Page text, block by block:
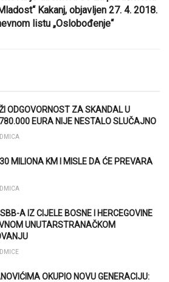
Kakanj, objavljen 27. 4. 2018.
listu „Oslobođenje“
ODGOVORNOST ZA SKANDAL U
EURA NIJE NESTALO SLUČAJNO
MILIONA KM I MISLE DA ĆE PREVARA
A IZ CIJELE BOSNE I HERCEGOVINE
UNUTARSTRANAČKOM
OKUPIO NOVU GENERACIJU: